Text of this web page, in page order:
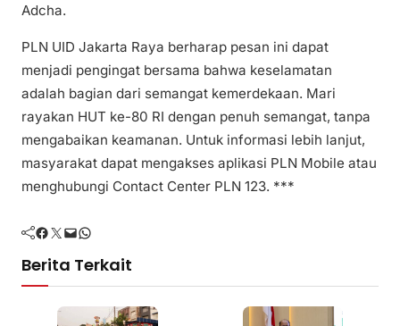
Adcha.
PLN UID Jakarta Raya berharap pesan ini dapat
menjadi pengingat bersama bahwa keselamatan
adalah bagian dari semangat kemerdekaan. Mari
rayakan HUT ke-80 RI dengan penuh semangat, tanpa
mengabaikan keamanan. Untuk informasi lebih lanjut,
masyarakat dapat mengakses aplikasi PLN Mobile atau
menghubungi Contact Center PLN 123. ***
Facebook Twitter Mail WhatsApp
Berita Terkait